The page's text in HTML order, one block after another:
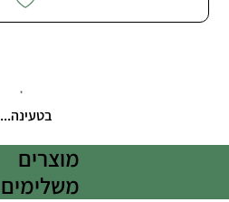
בטעינה...
מוצרים
משלימים